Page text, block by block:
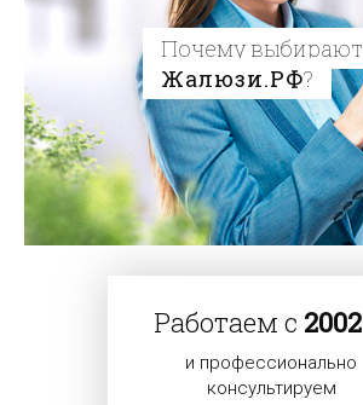
Почему выбирают
Жалюзи.РФ?
Работаем с 2002
и профессионально
консультируем